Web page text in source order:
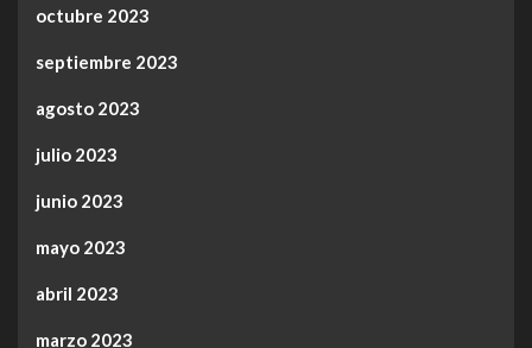
octubre 2023
septiembre 2023
agosto 2023
julio 2023
junio 2023
mayo 2023
abril 2023
marzo 2023